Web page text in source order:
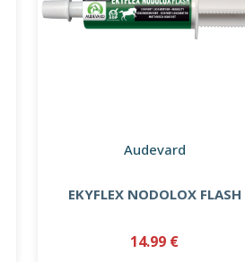
Audevard
EKYFLEX NODOLOX FLASH
14.99 €